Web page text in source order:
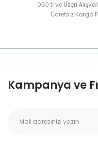
950 tl ve Üzeri
Ücretsiz Kargo
Kampanya ve